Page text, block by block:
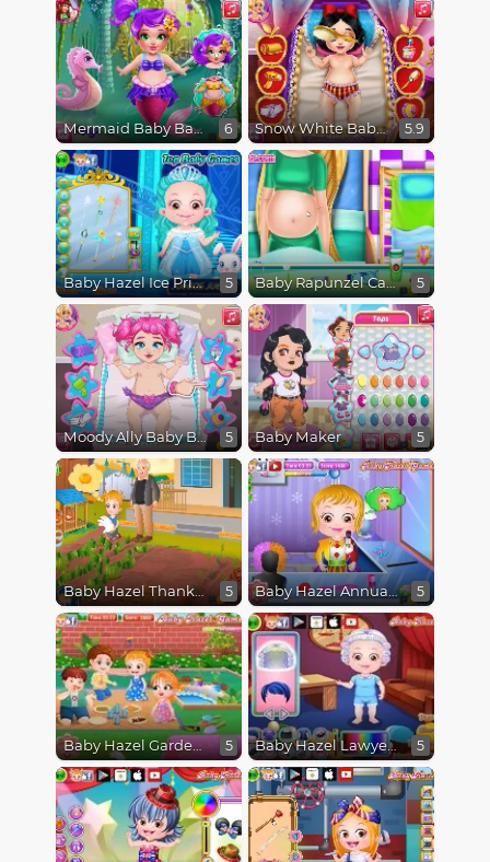
Mermaid Baby Bath 6 Snow White Baby Bath 5.9
Baby Hazel Ice Princess Dressup 5 Baby Rapunzel Caring 5
Moody Ally Baby Bath 5 Baby Maker 5
Baby Hazel Thanksgiving Fun 5 Baby Hazel Annual Day 5
Baby Hazel Garden Party 5 Baby Hazel Lawyer Dressup 5